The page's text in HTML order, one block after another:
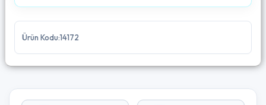
Ürün Kodu:14172